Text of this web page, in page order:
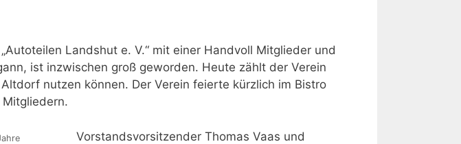
Landshut e. V.“ mit einer Handvoll Mitglieder und
ist inzwischen groß geworden. Heute zählt der Verein
nutzen können. Der Verein feierte kürzlich im Bistro
Mitgliedern.
Vorstandsvorsitzender Thomas Vaas und